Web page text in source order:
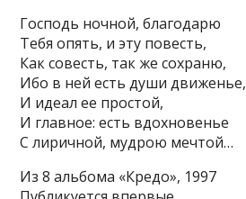
Господь ночной, благодарю
Тебя опять, и эту повесть,
Как совесть, так же сохраню,
Ибо в ней есть души движенье,
И идеал ее простой,
И главное: есть вдохновенье
С лиричной, мудрою мечтой…
Из 8 альбома «Кредо», 1997